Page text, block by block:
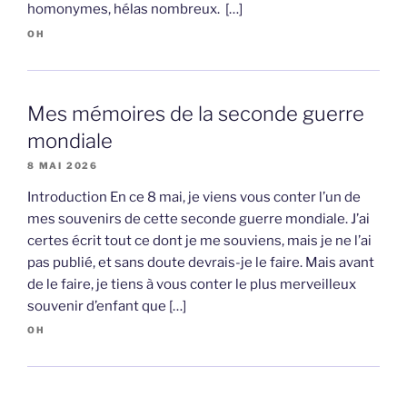
homonymes, hélas nombreux. […]
OH
Mes mémoires de la seconde guerre
mondiale
8 MAI 2026
Introduction En ce 8 mai, je viens vous conter l’un de
mes souvenirs de cette seconde guerre mondiale. J’ai
certes écrit tout ce dont je me souviens, mais je ne l’ai
pas publié, et sans doute devrais-je le faire. Mais avant
de le faire, je tiens à vous conter le plus merveilleux
souvenir d’enfant que […]
OH